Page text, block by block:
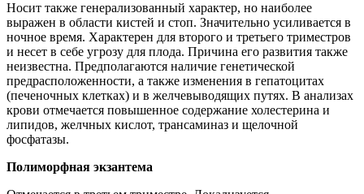
Носит также генерализованный характер, но наиболее
выражен в области кистей и стоп. Значительно усиливается в
ночное время. Характерен для второго и третьего триместров
и несет в себе угрозу для плода. Причина его развития также
неизвестна. Предполагаются наличие генетической
предрасположенности, а также изменения в гепатоцитах
(печеночных клетках) и в желчевыводящих путях. В анализах
крови отмечается повышенное содержание холестерина и
липидов, желчных кислот, трансаминаз и щелочной
фосфатазы.
Полиморфная экзантема